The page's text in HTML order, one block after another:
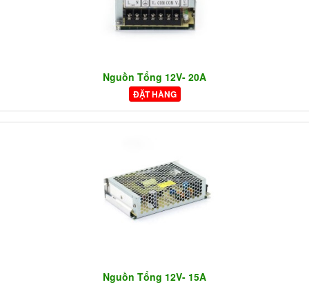
Nguồn Tổng 12V- 20A
ĐẶT HÀNG
Nguồn Tổng 12V- 15A